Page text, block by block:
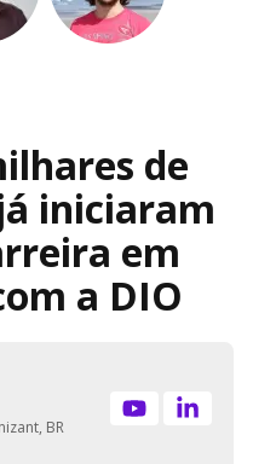
de
iniciaram
em
a DIO
BR